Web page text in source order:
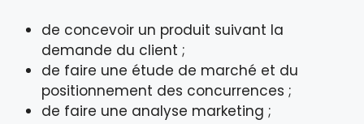
de concevoir un produit suivant la
demande du client ;
de faire une étude de marché et du
positionnement des concurrences ;
de faire une analyse marketing ;